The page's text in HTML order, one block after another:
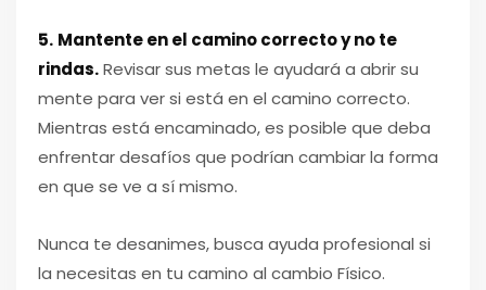
5. Mantente en el camino correcto y no te
rindas.Revisar sus metas le ayudará a abrir su
mente para ver si está en el camino correcto.
Mientras está encaminado, es posible que deba
enfrentar desafíos que podrían cambiar la forma
en que se ve a sí mismo.
Nunca te desanimes, busca ayuda profesional si
la necesitas en tu camino al cambio Físico.